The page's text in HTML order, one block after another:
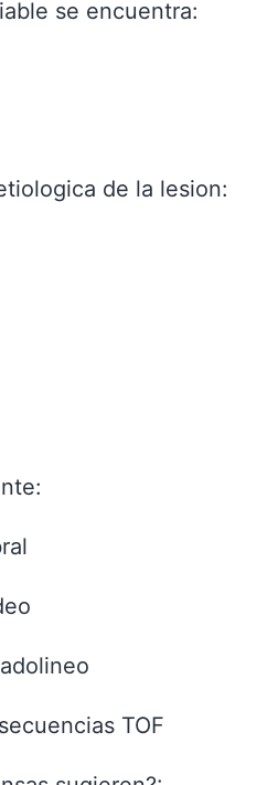
se encuentra:
de la lesion:
TOF